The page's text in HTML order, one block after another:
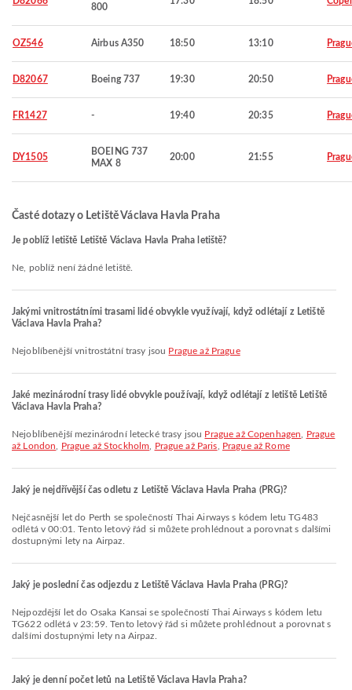
800
OZ546 Airbus A350 18:50 13:10
D82067 Boeing 737 19:30 20:50
FR1427 - 19:40 20:35
DY1505
BOEING 737
MAX 8
20:00 21:55
Časté dotazy o Letiště Václava Havla Praha
Je poblíž letiště Letiště Václava Havla Praha letiště?
Ne, poblíž není žádné letiště.
Jakými vnitrostátními trasami lidé obvykle využívají, když odlétají z Letiště
Václava Havla Praha?
Nejoblíbenější vnitrostátní trasy jsou Prague až Prague
Jaké mezinárodní trasy lidé obvykle používají, když odlétají z letiště Letiště
Václava Havla Praha?
Nejoblíbenější mezinárodní letecké trasy jsou Prague až Copenhagen
Prague
až London
Prague až Stockholm Prague až Paris Prague až Rome
Jaký je nejdřívější čas odletu z Letiště Václava Havla Praha (PRG)?
Nejčasnější let do Perth se společností Thai Airways s kódem letu TG483
odlétá v 00:01. Tento letový řád si můžete prohlédnout a porovnat s dalšími
dostupnými lety na Airpaz.
Jaký je poslední čas odjezdu z Letiště Václava Havla Praha (PRG)?
Nejpozdější let do Osaka Kansai se společností Thai Airways s kódem letu
TG622 odlétá v 23:59. Tento letový řád si můžete prohlédnout a porovnat s
dalšími dostupnými lety na Airpaz.
Jaký je denní počet letů na Letiště Václava Havla Praha?